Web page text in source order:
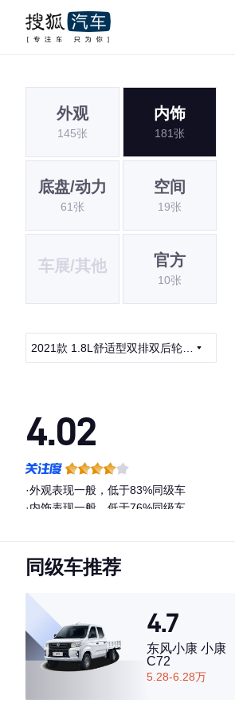
外观
145张
内饰
181张
底盘/动力
61张
空间
19张
车展/其他 官方
10张
2021款 1.8L舒适型双排双后轮
4.02
·外观表现一般，低于83%同级车
·内饰表现一般，低于76%同级车
同级车推荐
4.7
东风小康 小康
C72
5.28-6.28万